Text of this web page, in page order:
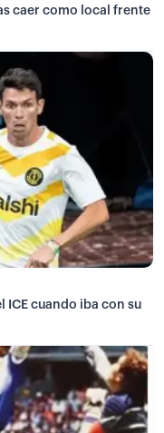
caer como local frente
ICE cuando iba con su